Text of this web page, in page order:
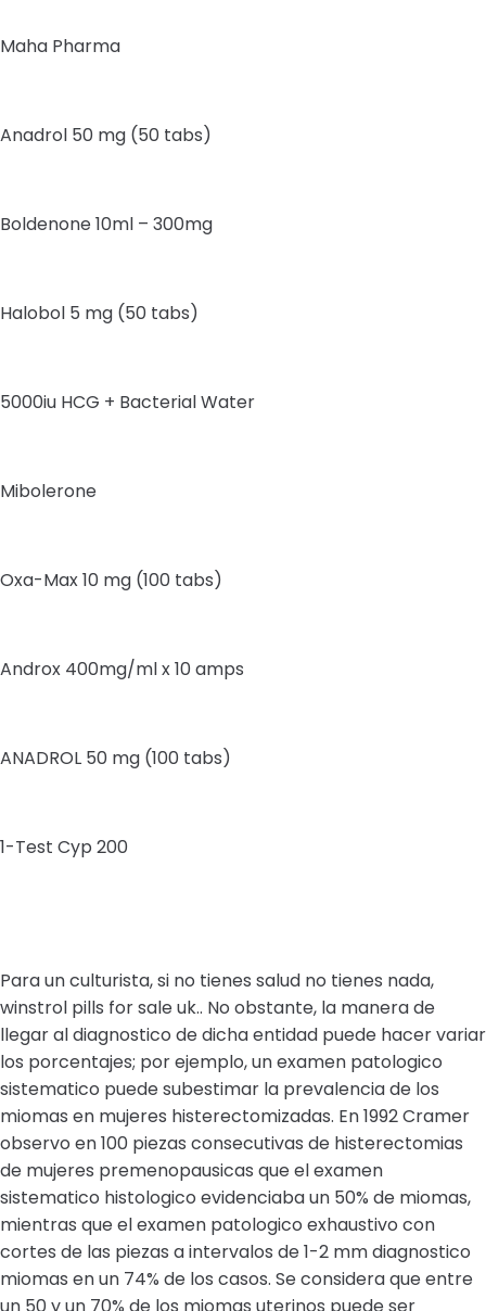
Maha Pharma
Anadrol 50 mg (50 tabs)
Boldenone 10ml – 300mg
Halobol 5 mg (50 tabs)
5000iu HCG + Bacterial Water
Mibolerone
Oxa-Max 10 mg (100 tabs)
Androx 400mg/ml x 10 amps
ANADROL 50 mg (100 tabs)
1-Test Cyp 200
Para un culturista, si no tienes salud no tienes nada,
winstrol pills for sale uk.. No obstante, la manera de
llegar al diagnostico de dicha entidad puede hacer variar
los porcentajes; por ejemplo, un examen patologico
sistematico puede subestimar la prevalencia de los
miomas en mujeres histerectomizadas. En 1992 Cramer
observo en 100 piezas consecutivas de histerectomias
de mujeres premenopausicas que el examen
sistematico histologico evidenciaba un 50% de miomas,
mientras que el examen patologico exhaustivo con
cortes de las piezas a intervalos de 1-2 mm diagnostico
miomas en un 74% de los casos. Se considera que entre